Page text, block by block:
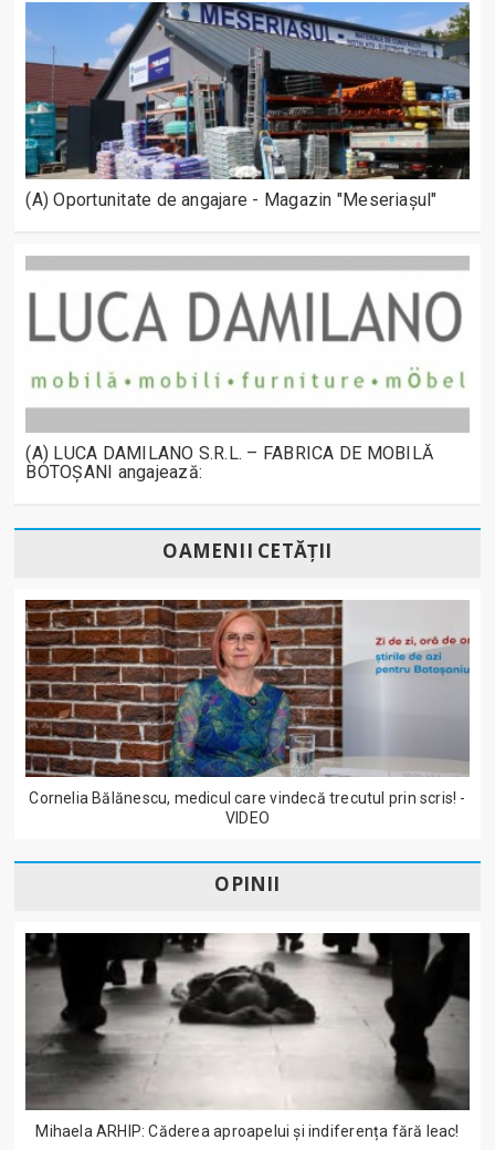
(A) Oportunitate de angajare - Magazin "Meseriașul"
(A) LUCA DAMILANO S.R.L. – FABRICA DE MOBILĂ
BOTOȘANI angajează:
OAMENII CETĂȚII
Cornelia Bălănescu, medicul care vindecă trecutul prin scris! -
VIDEO
OPINII
Mihaela ARHIP: Căderea aproapelui și indiferența fără leac!